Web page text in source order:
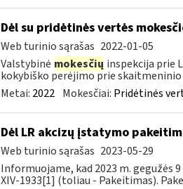
Dėl su pridėtinės vertės
Web turinio sąrašas 2022-01-05
Valstybinė mokesčių inspekcija prie
kokybiško perėjimo prie skaitmeninio
Metai: 2022 Mokesčiai: Pridėtinės
Dėl LR akcizų įstatymo
Web turinio sąrašas 2023-05-29
Informuojame, kad 2023 m. gegužės
XIV-1933[1] (toliau - Pakeitimas).